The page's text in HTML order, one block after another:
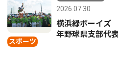
スポーツ
2026.07.30
横浜緑ボーイ
年野球県支部代